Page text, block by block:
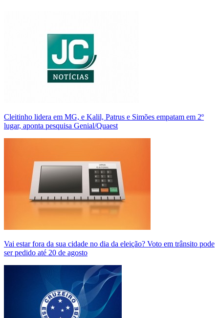
Cleitinho lidera em MG, e Kalil, Patrus e Simões empatam em 2º
lugar, aponta pesquisa Genial/Quaest
Vai estar fora da sua cidade no dia da eleição? Voto em trânsito pode
ser pedido até 20 de agosto